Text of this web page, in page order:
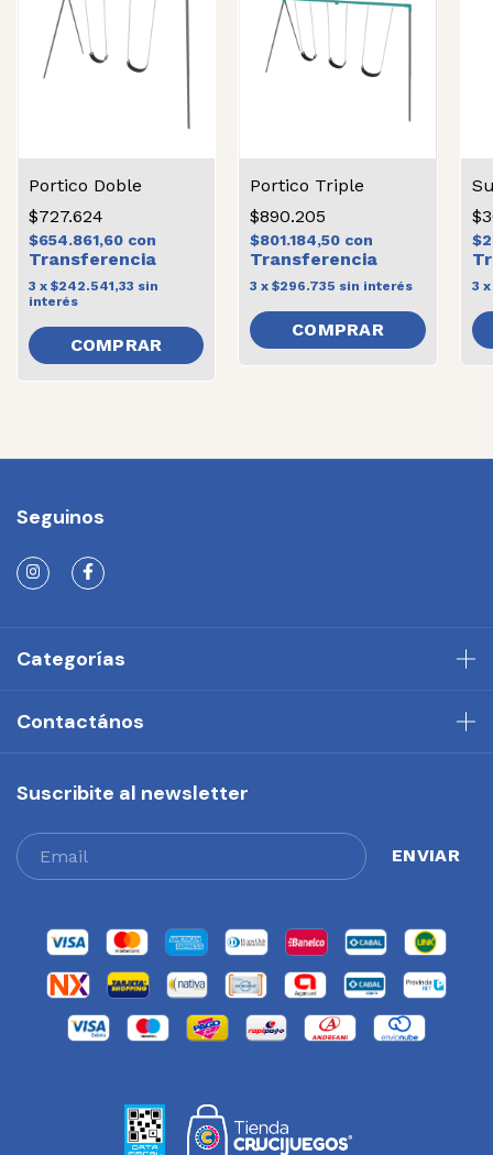
Portico Doble
$727.624
$654.861,60 con
3 x $242.541,33 sin
interés
COMPRAR
Portico Triple
$890.205
$801.184,50 con
3 x$296.735 sin interés
COMPRAR
3 x
Seguinos
Categorías
Contactános
Suscribite al newsletter